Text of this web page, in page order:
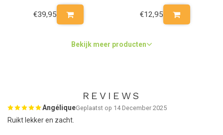
€39,95 €12,95
Bekijk meer producten
REVIEWS
AngéliqueGeplaatst op 14 December 2025
Ruikt lekker en zacht.